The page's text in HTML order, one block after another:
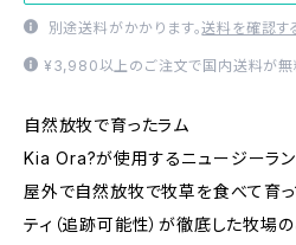
別途送料がかかります。送料を確認す
¥3,980以上のご注文で国内送料が無
自然放牧で育ったラム
Kia Ora?が使用するニュージーラン
屋外で自然放牧で牧草を食べて育っ
ティ（追跡可能性）が徹底した牧場